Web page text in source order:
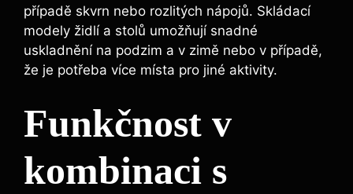
případě skvrn nebo rozlitých nápojů. Skládací
modely židlí a stolů umožňují snadné
uskladnění na podzim a v zimě nebo v případě,
že je potřeba více místa pro jiné aktivity.
Funkčnost v
kombinaci s